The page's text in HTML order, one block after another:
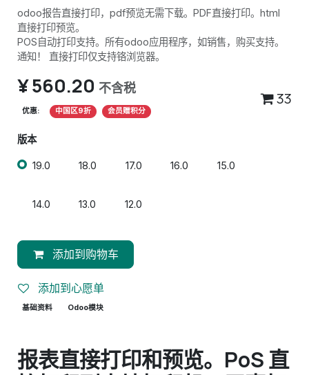
odoo报告直接打印，pdf预览无需下载。PDF直接打印。html
直接打印预览。
POS自动打印支持。所有odoo应用程序，如销售，购买支持。
通知！ 直接打印仅支持铬浏览器。
¥560.20 不含税
优惠: 中国区9折 会员赠积分
33
版本
19.0 18.0 17.0 16.0 15.0
14.0 13.0 12.0
添加到购物车
添加到心愿单
基础资料 Odoo模块
报表直接打印和预览。PoS 直